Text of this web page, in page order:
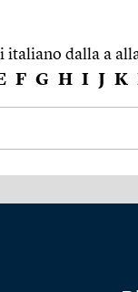
italiano dalla a
F G H I J K